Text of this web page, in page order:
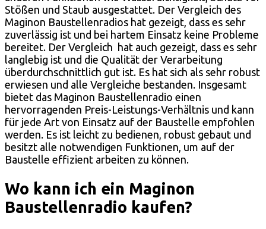
Stößen und Staub ausgestattet. Der Vergleich des
Maginon Baustellenradios hat gezeigt, dass es sehr
zuverlässig ist und bei hartem Einsatz keine Probleme
bereitet. Der Vergleich hat auch gezeigt, dass es sehr
langlebig ist und die Qualität der Verarbeitung
überdurchschnittlich gut ist. Es hat sich als sehr robust
erwiesen und alle Vergleiche bestanden. Insgesamt
bietet das Maginon Baustellenradio einen
hervorragenden Preis-Leistungs-Verhältnis und kann
für jede Art von Einsatz auf der Baustelle empfohlen
werden. Es ist leicht zu bedienen, robust gebaut und
besitzt alle notwendigen Funktionen, um auf der
Baustelle effizient arbeiten zu können.
Wo kann ich ein Maginon
Baustellenradio kaufen?